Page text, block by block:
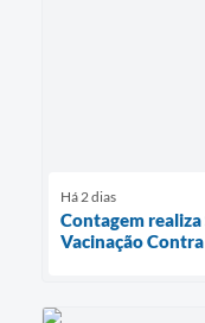
Há 2 dias
Contagem realiza
Vacinação